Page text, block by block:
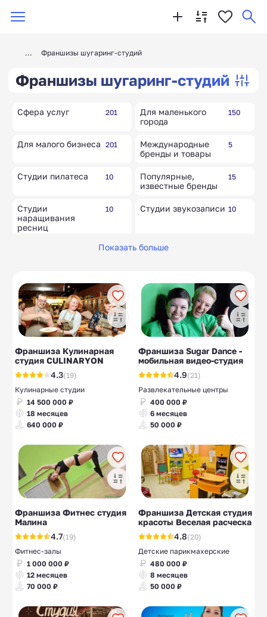
Франшизы шугаринг-студий
Франшизы шугаринг-студий
Сфера услуг 201
Для маленького
города
150
Для малого бизнеса 201
Международные
бренды и товары
5
Студии пилатеса 10
Популярные,
известные бренды
15
Студии
наращивания
ресниц
10 Студии звукозаписи 10
10 Фотостудии
Гончарные
мастерские
10
Управляющие
компании в ЖКХ
10
Окна ПВХ 10 Мягкие окна 10
Показать больше
Франшиза Кулинарная
студия CULINARYON
4.3(19)
Кулинарные студии
14 500 000 ₽
18 месяцев
640 000 ₽
Франшиза Sugar Dance -
мобильная видео-студия
4.9(21)
Развлекательные центры
400 000 ₽
6 месяцев
50 000 ₽
Франшиза Фитнес студия
Малина
4.7(19)
Фитнес-залы
1 000 000 ₽
12 месяцев
70 000 ₽
Франшиза Детская студия
красоты Веселая расческа
4.8(20)
Детские парикмахерские
480 000 ₽
8 месяцев
50 000 ₽